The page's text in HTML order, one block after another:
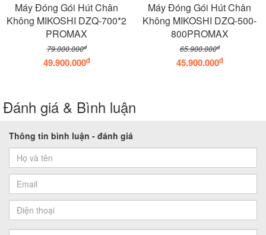
Máy Đóng Gói Hút Chân
Không MIKOSHI DZQ-700*2
PROMAX
79.000.000đ
49.900.000đ
Máy Đóng Gói Hút Chân
Không MIKOSHI DZQ-500-
800PROMAX
65.900.000đ
45.900.000đ
Đánh giá & Bình luận
Thông tin bình luận - đánh giá